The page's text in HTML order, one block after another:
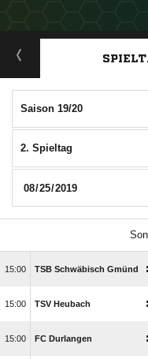
Saison 19/20
2. Spieltag
 TSB Schwäbisch Gmünd :
 TSV Heubach :
 FC Durlangen :